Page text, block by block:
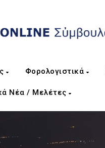
Φορολογιστικά
Νέα / Μελέτες